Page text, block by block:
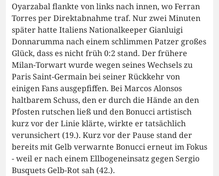
Oyarzabal flankte von links nach innen, wo Ferran
Torres per Direktabnahme traf. Nur zwei Minuten
später hatte Italiens Nationalkeeper Gianluigi
Donnarumma nach einem schlimmen Patzer großes
Glück, dass es nicht früh 0:2 stand. Der frühere
Milan-Torwart wurde wegen seines Wechsels zu
Paris Saint-Germain bei seiner Rückkehr von
einigen Fans ausgepfiffen. Bei Marcos Alonsos
haltbarem Schuss, den er durch die Hände an den
Pfosten rutschen ließ und den Bonucci artistisch
kurz vor der Linie klärte, wirkte er tatsächlich
verunsichert (19.). Kurz vor der Pause stand der
bereits mit Gelb verwarnte Bonucci erneut im Fokus
- weil er nach einem Ellbogeneinsatz gegen Sergio
Busquets Gelb-Rot sah (42.).